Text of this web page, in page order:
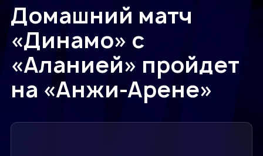
Домашний матч
«Динамо» с
«Аланией» пройдет
на «Анжи-Арене»